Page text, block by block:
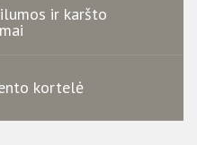
ir karšto
kortelė